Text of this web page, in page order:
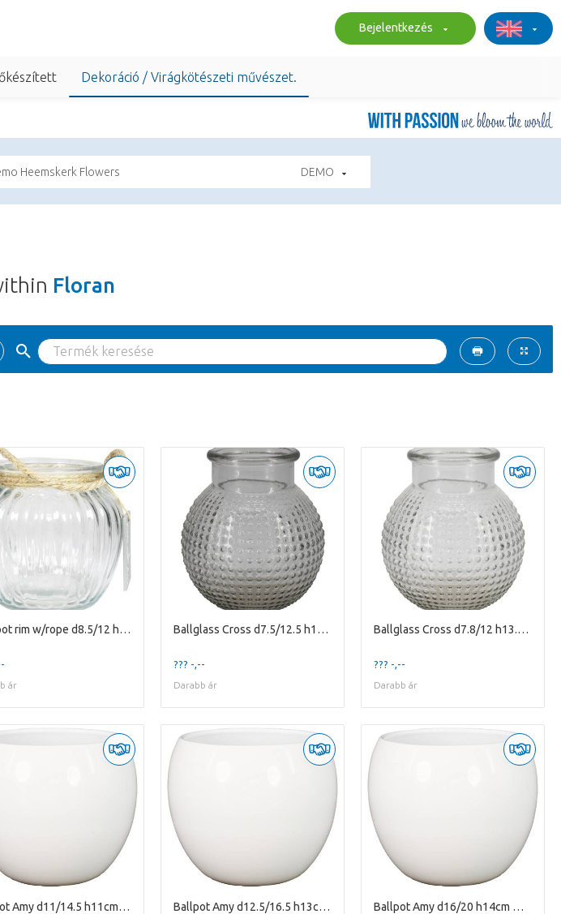
Bejelentkezés
Dekoráció / Virágkötészeti művészet.
Heemskerk Flowers DEMO
Floran
Ball pot rim w/rope d8.5/12 h10.5cm
ár
Ballglass Cross d7.5/12.5 h15cm
??? -,--
Darabb ár
Ballglass Cross d7.8/12 h13.5cm
??? -,--
Darabb ár
Ballpot Amy d11/14.5 h11cm white es/10.5 Ballpot Amy d12.5/16.5 h13cm white es/12 Ballpot Amy d16/20 h14cm white